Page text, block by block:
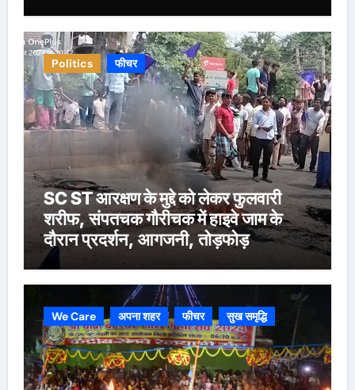
Politics फीचर
SC ST आरक्षण के मुद्दे को लेकर फुलवारी
शरीफ, संपतचक गौरीचक में हाइवे जाम के
दौरान प्रदर्शन, आगजनी, तोड़फोड़
We Care अपना शहर फीचर सुख समृद्धि